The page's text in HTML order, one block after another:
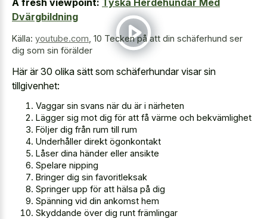
A fresh viewpoint: Tyska Herdehundar Med
Dvärgbildning
Källa: youtube.com 10 Tecken på att din schäferhund ser
dig som sin förälder
Här är 30 olika sätt som schäferhundar visar sin
tillgivenhet:
Vaggar sin svans när du är i närheten
Lägger sig mot dig för att få värme och bekvämlighet
Följer dig från rum till rum
Underhåller direkt ögonkontakt
Låser dina händer eller ansikte
Spelare nipping
Bringer dig sin favoritleksak
Springer upp för att hälsa på dig
Spänning vid din ankomst hem
Skyddande över dig runt främlingar